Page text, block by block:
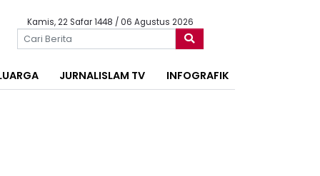
Kamis, 22 Safar 1448 / 06 Agustus 2026
JURNALISLAM TV INFOGRAFIK